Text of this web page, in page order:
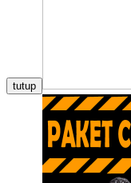
tutup